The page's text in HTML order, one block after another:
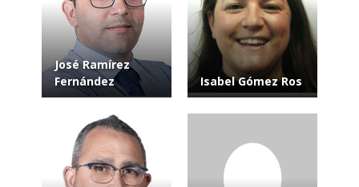
José Ramírez
Fernández
Isabel Gómez Ros